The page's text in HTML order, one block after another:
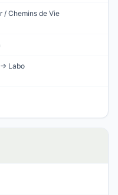
/ Chemins de Vie
→ Labo